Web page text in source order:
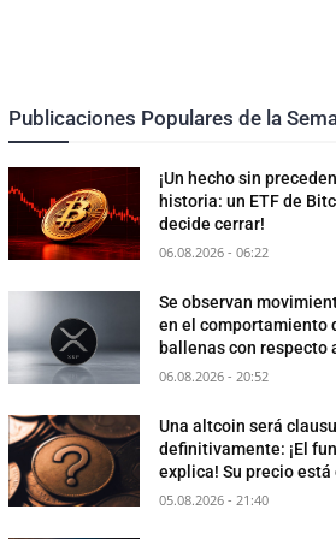
Publicaciones Populares de la
¡Un hecho sin
historia: un ETF de
decide cerrar!
06.08.2026 - 06:22
Se observan
en el comportamiento
ballenas con respecto
06.08.2026 - 20:52
Una altcoin será
definitivamente: ¡El
explica! Su precio está
05.08.2026 - 21:40